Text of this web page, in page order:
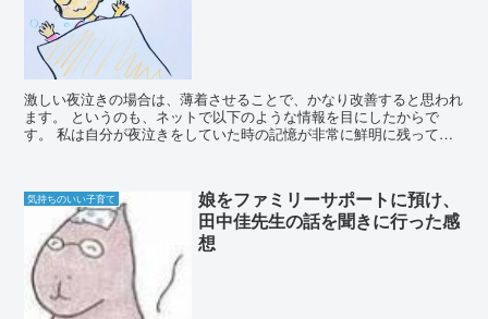
激しい夜泣きの場合は、薄着させることで、かなり改善すると思われ
ます。 というのも、ネットで以下のような情報を目にしたからで
す。 私は自分が夜泣きをしていた時の記憶が非常に鮮明に残ってい
気持ちのいい子育て
娘をファミリーサポートに預け、
田中佳先生の話を聞きに行った感
想